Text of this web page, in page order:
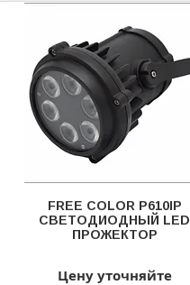
FREE COLOR P610IP
СВЕТОДИОДНЫЙ LED
ПРОЖЕКТОР
Цену уточняйте